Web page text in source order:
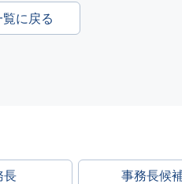
に戻る
長 事務長候